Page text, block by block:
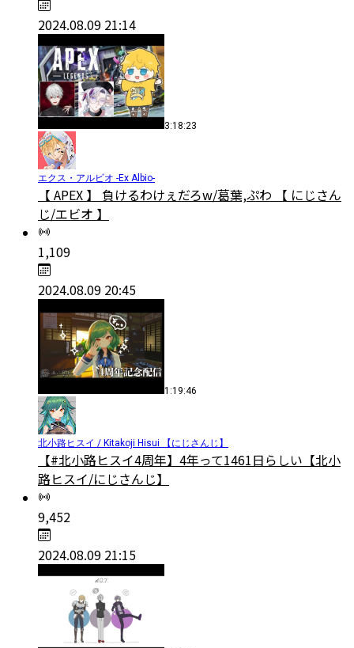
2024.08.09 21:14
3:18:23
エクス・アルビオ -Ex Albio-
【 APEX 】 負けるわけぇだろw/葛葉,ぷわ 【 にじさん
じ/エビオ 】
1,109
2024.08.09 20:45
1:19:46
北小路ヒスイ / Kitakoji Hisui 【にじさんじ】
【#北小路ヒスイ4周年】4年って1461日らしい【北小
路ヒスイ/にじさんじ】
9,452
2024.08.09 21:15